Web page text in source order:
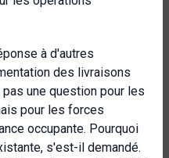
à d'autres
des livraisons
une question pour les
pour les forces
occupante. Pourquoi
s'est-il demandé.